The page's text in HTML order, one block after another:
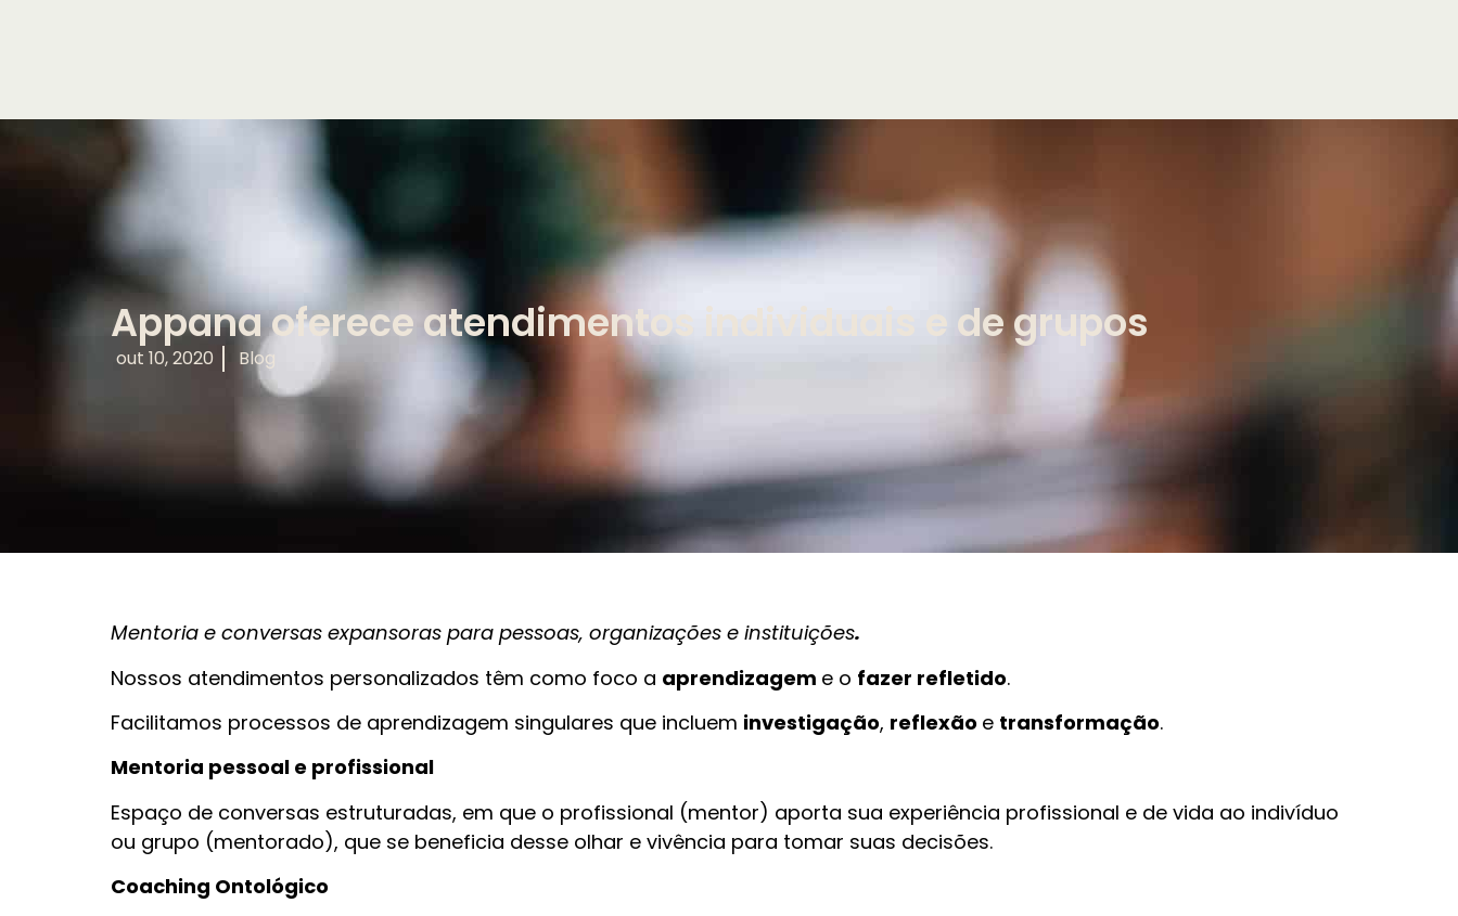
Appana oferece atendimentos individuais e de grupos
out 10, 2020 Blog
Mentoria e conversas expansoras para pessoas, organizações e instituições.
Nossos atendimentos personalizados têm como foco a aprendizagem e o fazer refletido.
Facilitamos processos de aprendizagem singulares que incluem investigação, reflexão e transformação.
Mentoria pessoal e profissional
Espaço de conversas estruturadas, em que o profissional (mentor) aporta sua experiência profissional e de vida ao indivíduo
ou grupo (mentorado), que se beneficia desse olhar e vivência para tomar suas decisões.
Coaching Ontológico